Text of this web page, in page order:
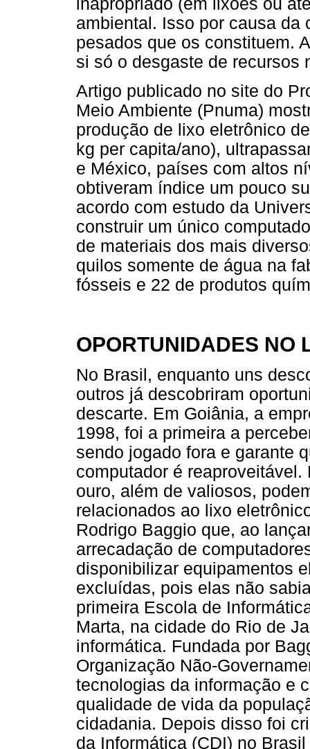
inapropriado (em lixões ou
ambiental. Isso por causa da
pesados que os constituem.
si só o desgaste de recursos
Artigo publicado no site do
Meio Ambiente (Pnuma)
produção de lixo eletrônico
kg per capita/ano),
e México, países com altos
obtiveram índice um pouco
acordo com estudo da
construir um único
de materiais dos mais
quilos somente de água na
fósseis e 22 de produtos
OPORTUNIDADES NO
No Brasil, enquanto uns
outros já descobriram
descarte. Em Goiânia, a
1998, foi a primeira a
sendo jogado fora e garante
computador é
ouro, além de valiosos,
relacionados ao lixo
Rodrigo Baggio que, ao
arrecadação de
disponibilizar equipamentos
excluídas, pois elas não
primeira Escola de
Marta, na cidade do Rio de
informática. Fundada por
Organização Não-
tecnologias da informação e
qualidade de vida da
cidadania. Depois disso foi
da Informática (CDI) no